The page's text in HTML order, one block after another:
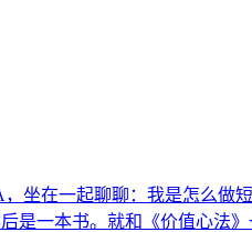
坐在一起聊聊：我是怎么做
是一本书。就和《价值心法